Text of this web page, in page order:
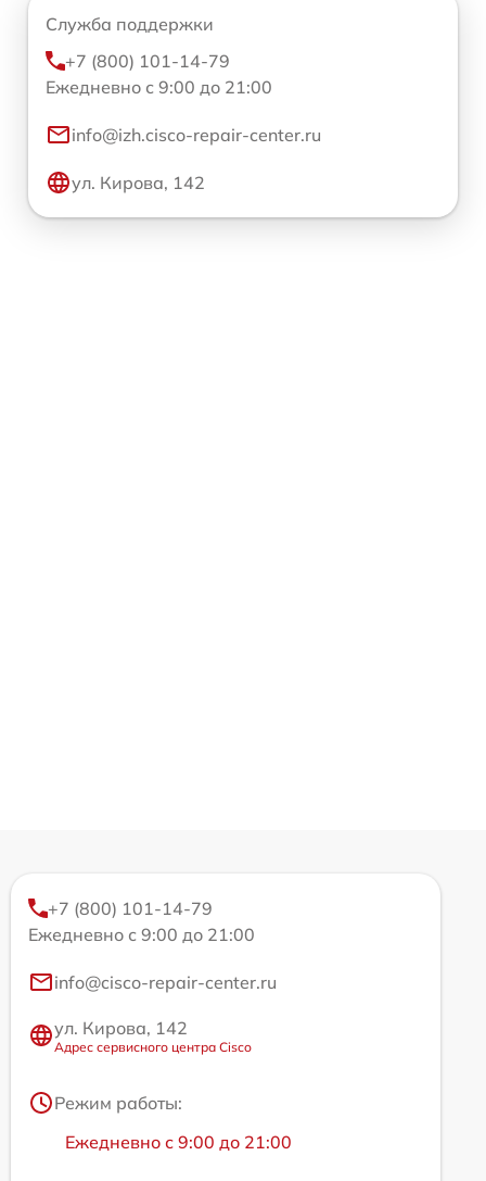
Служба поддержки
+7 (800) 101-14-79
Ежедневно с 9:00 до 21:00
info@izh.cisco-repair-center.ru
ул. Кирова, 142
+7 (800) 101-14-79
Ежедневно с 9:00 до 21:00
info@cisco-repair-center.ru
ул. Кирова, 142
Адрес сервисного центра Cisco
Режим работы:
Ежедневно с 9:00 до 21:00